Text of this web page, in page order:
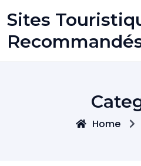
to
content
Sites
Home